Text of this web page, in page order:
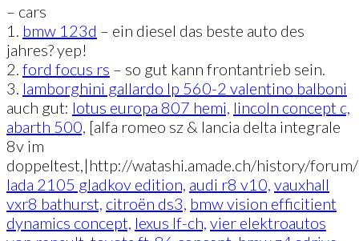
– cars
1. bmw 123d – ein diesel das beste auto des
jahres? yep!
2. ford focus rs – so gut kann frontantrieb sein.
3. lamborghini gallardo lp 560-2 valentino balboni
auch gut: lotus europa 807 hemi, lincoln concept c,
abarth 500, [alfa romeo sz & lancia delta integrale
8v im
doppeltest,|http://watashi.amade.ch/history/
lada 2105 gladkov edition, audi r8 v10, vauxhall
vxr8 bathurst, citroën ds3, bmw vision efficitient
dynamics concept, lexus lf-ch, vier elektroautos